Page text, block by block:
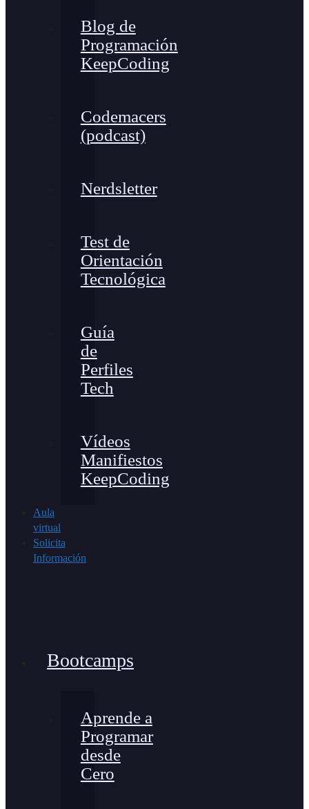
Blog de
Programación
KeepCoding
Codemacers
(podcast)
Nerdsletter
Test de
Orientación
Tecnológica
Guía
de
Perfiles
Tech
Vídeos
Manifiestos
KeepCoding
Aula
virtual
Solicita
Información
Bootcamps
Aprende a
Programar
desde
Cero